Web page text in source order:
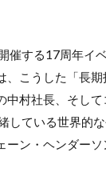
催する17周年イ
、こうした「長
中村社長、そし
している世界的
ーン・ヘンダー